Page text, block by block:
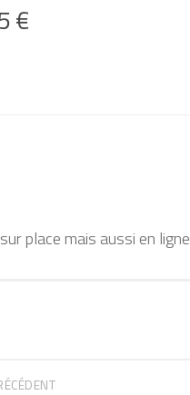
€
place mais aussi en ligne